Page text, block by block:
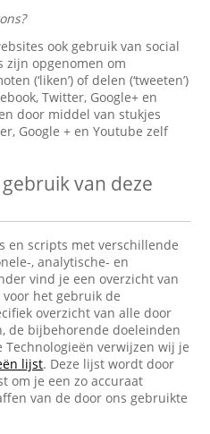
ook gebruik van social
zijn opgenomen om
(‘liken’) of delen (‘tweeten’)
Twitter, Google+ en
door middel van stukjes
Google + en Youtube zelf
van deze
en scripts met verschillende
, analytische- en
vind je een overzicht van
het gebruik de
overzicht van alle door
de bijbehorende doeleinden
verwijzen wij je
lijst. Deze lijst wordt door
om je een zo accuraat
van de door ons gebruikte